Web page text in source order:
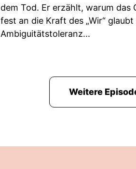
dem Tod. Er erzählt, warum
fest an die Kraft des „Wir“
Ambiguitätstoleranz...
Weitere